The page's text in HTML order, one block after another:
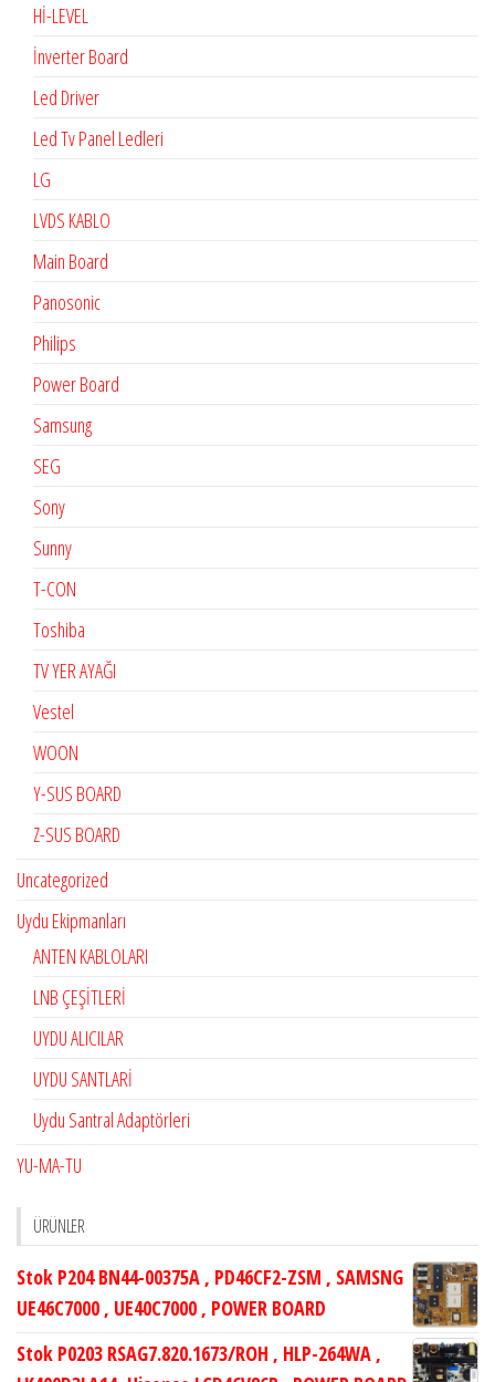
Hİ-LEVEL
İnverter Board
Led Driver
Led Tv Panel Ledleri
LG
LVDS KABLO
Main Board
Panosonic
Philips
Power Board
Samsung
SEG
Sony
Sunny
T-CON
Toshiba
TV YER AYAĞI
Vestel
WOON
Y-SUS BOARD
Z-SUS BOARD
Uncategorized
Uydu Ekipmanları
ANTEN KABLOLARI
LNB ÇEŞİTLERİ
UYDU ALICILAR
UYDU SANTLARİ
Uydu Santral Adaptörleri
YU-MA-TU
ÜRÜNLER
Stok P204 BN44-00375A , PD46CF2-ZSM , SAMSNG
UE46C7000 , UE40C7000 , POWER BOARD
Stok P0203 RSAG7.820.1673/ROH , HLP-264WA ,